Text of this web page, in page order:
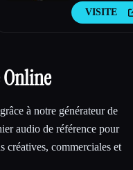
VISITE
Online
à notre générateur de
audio de référence pour
créatives, commerciales et